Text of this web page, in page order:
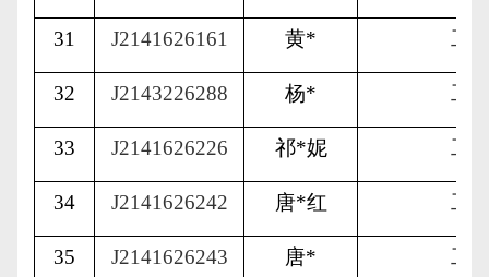
31 J2141626161 黄* 工
32 J2143226288 杨* 工
33 J2141626226 祁*妮 工
34 J2141626242 唐*红 工
35 J2141626243 唐* 工